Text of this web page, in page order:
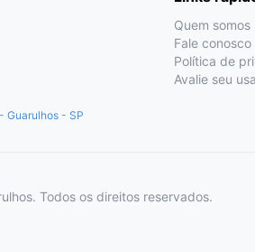
Guarulhos - SP
Quem somos
Fale conosco
Política de
Avalie seu
Todos os direitos reservados.